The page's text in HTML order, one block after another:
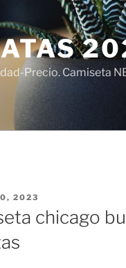
Precio. Camiseta
2023
chicago